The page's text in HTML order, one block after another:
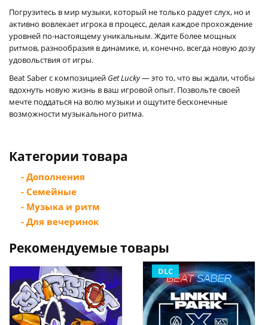
Погрузитесь в мир музыки, который не только радует слух, но и
активно вовлекает игрока в процесс, делая каждое прохождение
уровней по-настоящему уникальным. Ждите более мощных
ритмов, разнообразия в динамике, и, конечно, всегда новую дозу
удовольствия от игры.
Beat Saber с композицией Get Lucky— это то, что вы ждали, чтобы
вдохнуть новую жизнь в ваш игровой опыт. Позвольте своей
мечте поддаться на волю музыки и ощутите бесконечные
возможности музыкального ритма.
Категории товара
- Дополнения
- Семейные
- Музыка и ритм
- Для вечеринок
Рекомендуемые товары
DLC